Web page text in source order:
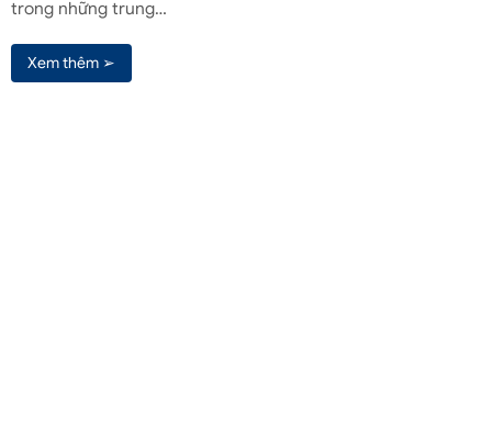
trong những trung…
Xem thêm ➢